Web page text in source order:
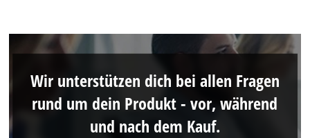
Wir unterstützen dich bei allen Fragen
rund um dein Produkt - vor, während
und nach dem Kauf.